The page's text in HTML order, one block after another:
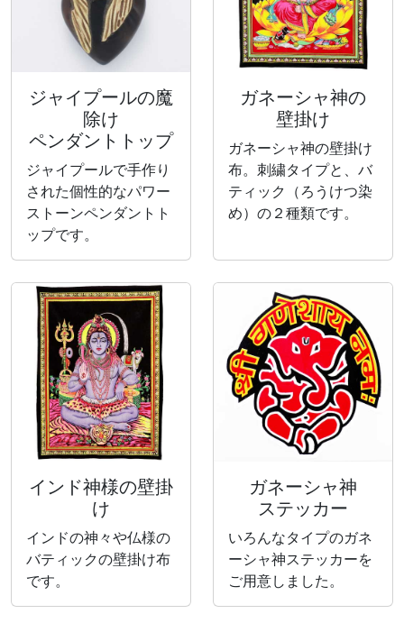
ジャイプールの魔
除け
ペンダントトップ
ジャイプールで手作り
された個性的なパワー
ストーンペンダントト
ップです。
ガネーシャ神の
壁掛け
ガネーシャ神の壁掛け
布。刺繍タイプと、バ
ティック（ろうけつ染
め）の２種類です。
インド神様の壁掛
け
インドの神々や仏様の
バティックの壁掛け布
です。
ガネーシャ神
ステッカー
いろんなタイプのガネ
ーシャ神ステッカーを
ご用意しました。